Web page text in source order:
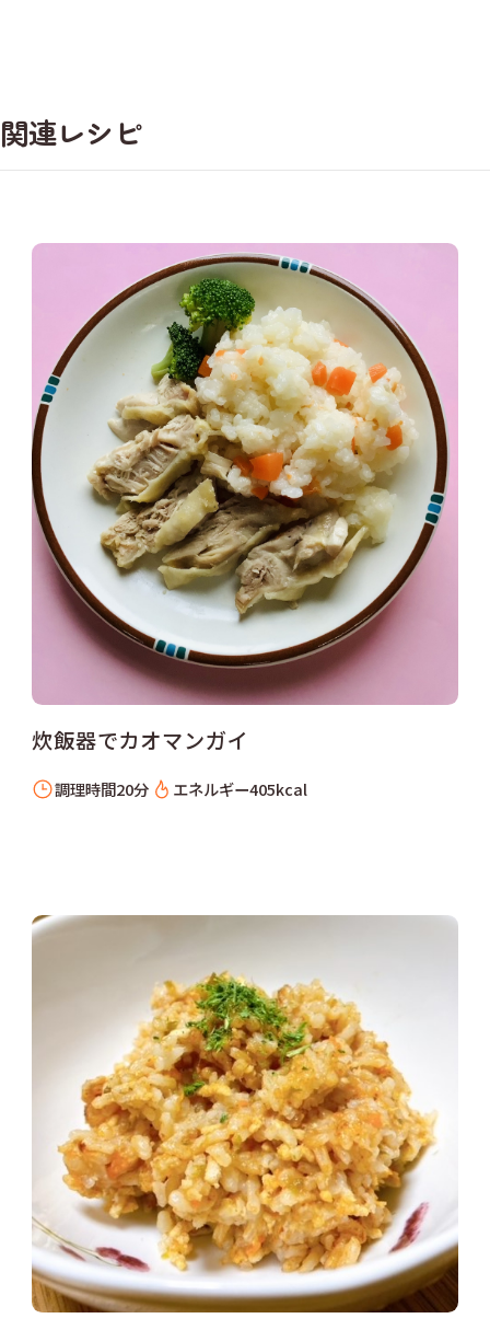
関連レシピ
炊飯器でカオマンガイ
調理時間20分 エネルギー405kcal